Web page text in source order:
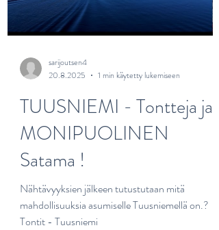
Load video
20.8.2025
1 min käytetty lukemiseen
TUUSNIEMI - Tontteja ja
MONIPUOLINEN
Satama !
Nähtävyyksien jälkeen tutustutaan mitä